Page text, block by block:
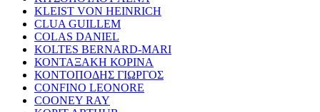
KLEIST VON HEINRICH
CLUA GUILLEM
COLAS DANIEL
KOLTES BERNARD-MARI
ΚΟΝΤΑΞΑΚΗ ΚΟΡΙΝΑ
ΚΟΝΤΟΠΟΔΗΣ ΓΙΩΡΓΟΣ
CONFINO LEONORE
COONEY RAY